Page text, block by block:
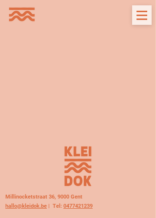
Millinocketstraat 36, 9000 Gent
hallo@kleidok.be | Tel: 0477421239